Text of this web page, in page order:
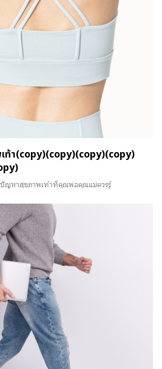
ท้า(copy)(copy)(copy)(copy)
ญหาสุขภาพเท้าที่คุณพ่อคุณแม่ควรรู้